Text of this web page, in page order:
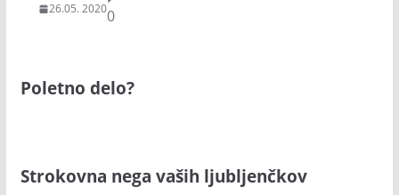
26.05. 20200
Poletno delo?
Strokovna nega vaših ljubljenčkov